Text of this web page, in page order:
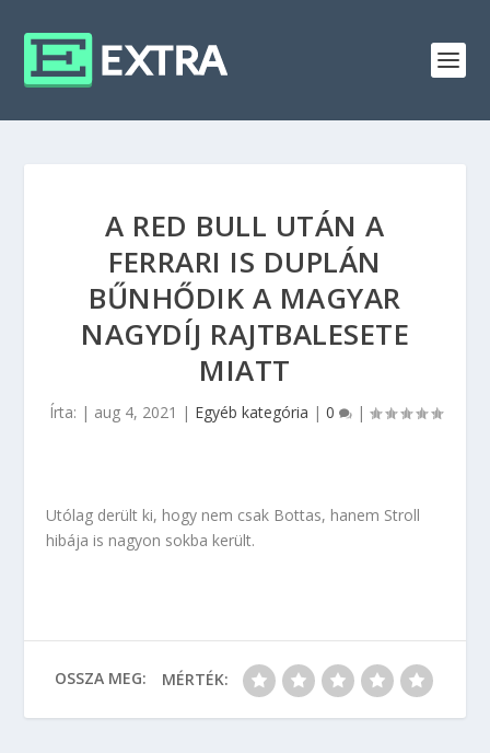
A RED BULL UTÁN A
FERRARI IS DUPLÁN
BŰNHŐDIK A MAGYAR
NAGYDÍJ RAJTBALESETE
MIATT
Írta: | aug 4, 2021 | Egyéb kategória | 0 |
Utólag derült ki, hogy nem csak Bottas, hanem Stroll
hibája is nagyon sokba került.
OSSZA MEG: MÉRTÉK: